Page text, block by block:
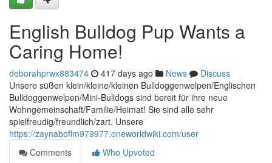
English Bulldog Pup Wants a
Caring Home!
deborahprwx883474 417 days ago News
Discuss
Unsere süßen klein/kleine/kleinen Bulldoggenwelpen/Englischen
Bulldoggenwelpen/Mini-Bulldogs sind bereit für ihre neue
Wohngemeinschaft/Familie/Heimat! Sie sind alle sehr
spielfreudig/freundlich/zart. Unsere
https://zaynaboflm979977.oneworldwiki.com/user
Comments
Who Upvoted